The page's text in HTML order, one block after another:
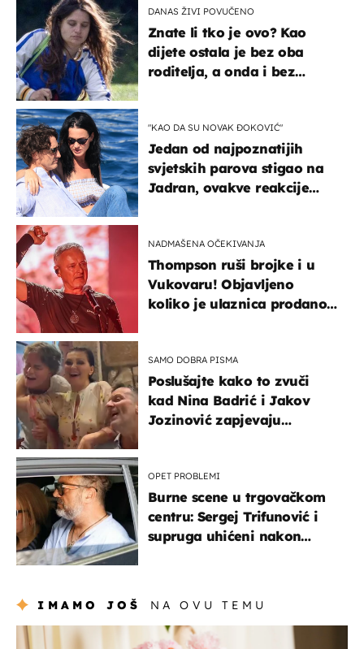
DANAS ŽIVI POVUČENO
Znate li tko je ovo? Kao
dijete ostala je bez oba
roditelja, a onda i bez
"KAO DA SU NOVAK ĐOKOVIĆ"
Jedan od najpoznatijih
svjetskih parova stigao na
Jadran, ovakve reakcije
NADMAŠENA OČEKIVANJA
Thompson ruši brojke i u
Vukovaru! Objavljeno
koliko je ulaznica prodano
SAMO DOBRA PISMA
Poslušajte kako to zvuči
kad Nina Badrić i Jakov
Jozinović zapjevaju
OPET PROBLEMI
Burne scene u trgovačkom
centru: Sergej Trifunović i
supruga uhićeni nakon
IMAMO JOŠ NA OVU TEMU
moda & ljepota